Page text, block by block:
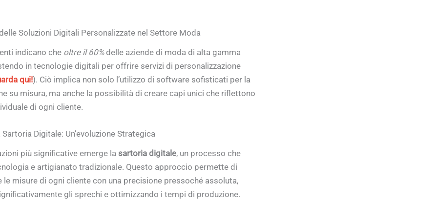
Soluzioni Digitali Personalizzate nel Settore Moda
indicano che oltre il 60%delle aziende di moda di alta gamma
in tecnologie digitali per offrire servizi di personalizzazione
qui!). Ciò implica non solo l’utilizzo di software sofisticati per la
su misura, ma anche la possibilità di creare capi unici che riflettono
di ogni cliente.
Digitale: Un’evoluzione Strategica
più significative emerge la sartoria digitale, un processo che
e artigianato tradizionale. Questo approccio permette di
le misure di ogni cliente con una precisione pressoché assoluta,
gli sprechi e ottimizzando i tempi di produzione.